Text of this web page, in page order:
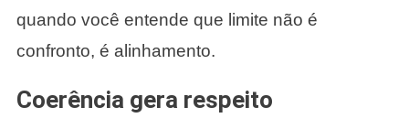
quando você entende que limite não é
confronto, é alinhamento.
Coerência gera respeito